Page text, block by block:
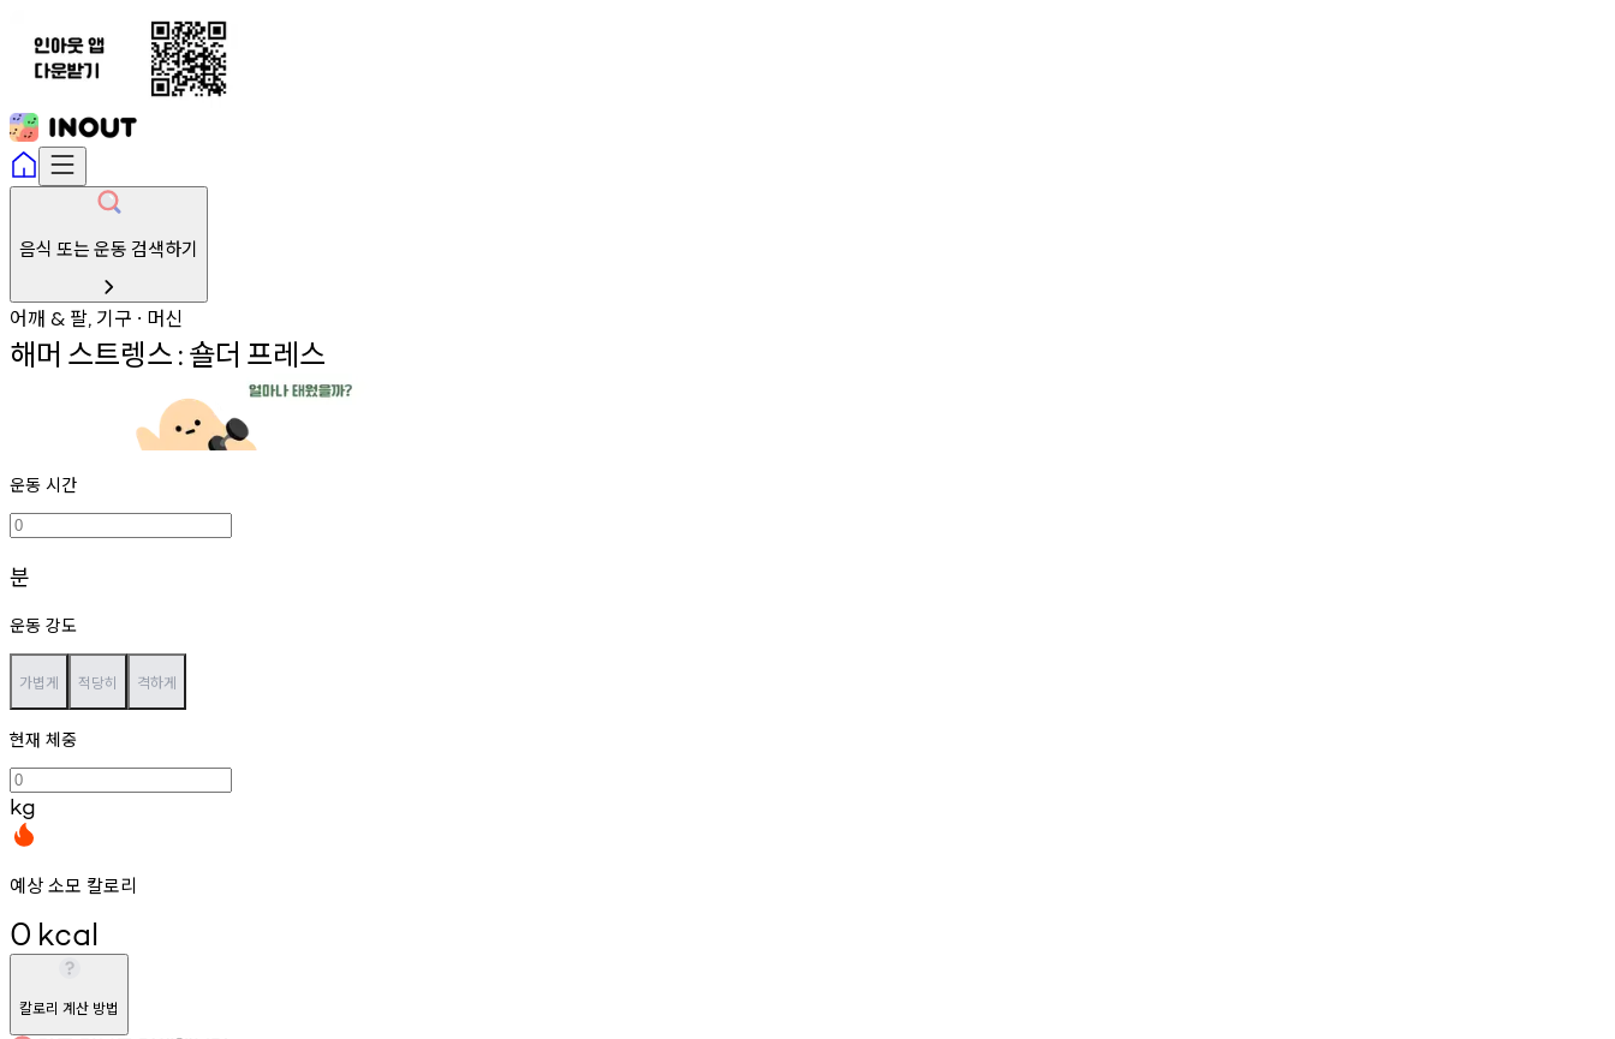
음식 또는 운동 검색하기
어깨 & 팔, 기구 ∙ 머신
해머 스트렝스:숄더 프레스
운동 시간
분
운동 강도
가볍게 적당히 격하게
현재 체중
kg
예상 소모 칼로리
0 kcal
칼로리 계산 방법